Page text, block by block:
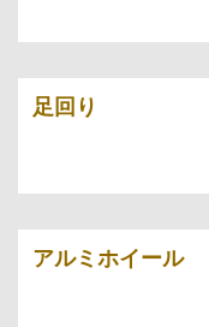
足回り
アルミホイール